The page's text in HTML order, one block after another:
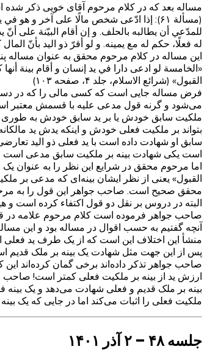
مساله بعد که در کلام مرحوم آقای خویی ذکر
(مسألة ۶۱): إذا ادّعى شخص مالًا على آخر و
للمدّعي أن يطالبه بالحلف. و إن أقام البيّنة على أنّ
له فعلًا، حكم له مع يمينه. و لو أقرّ ذو اليد بأنّ
این مساله در کلام مرحوم محقق به عنوان مساله
«الخامسة لو ادعى دارا في يد إنسان و أقام بينة
القبول» (شرائع الاسلام، جلد ۴، صفحه ۱۰۳)
فرض مساله جایی است که کسی مالی را که در دست
می‌شود و گرنه قول مدعی علیه با قسمش معتبر
ملکیت سابق خودش یا بر ید سابق خودش به
بتواند بر ملکیت فعلی خودش و اینکه یدش ید
سابق او شهادت داده است با ید فعلی ذو الید
است یکی شهادت بینه بر ملکیت سابق مدعی است و
اما مرحوم محقق در شرایع این نظر را به عنوان
القبول» یعنی از نظر ایشان بینه‌ای که مدعی بر
محقق صحیح است. صاحب جواهر این قول را به
البته در دروس بر نقل دو قول اکتفاء کرده است و
صاحب جواهر فرموده است کلام مرحوم علامه در
آنچه گفتیم به حسب اقوال در مساله بود و این
منشأ این اختلاف این است که از یک طرف ید فعلی
پس از این جهت مثل شهادت یک بینه بر ملک قدیم
صاحب جواهر تذکر داده‌اند برخی گمان کرده‌اند این
ارزش ید از بینه بر ملکیت فعلی کمتر است! صاحب
بینه بر ملک قدیم و فعلی شهادت می‌دهد و یک
ملکیت فعلی را اثبات می‌کند اما در جایی که یک
جلسه ۴۸ – ۲ آذر ۱۴۰۱